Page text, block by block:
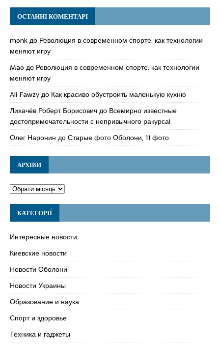
ОСТАННІ КОМЕНТАРІ
monkдо Революция в современном спорте: как технологии
меняют игру
Mao до Революция в современном спорте: как технологии
меняют игру
Ali Fawzyдо Как красиво обустроить маленькую кухню
Лихачёв Роберт Борисовичдо Всемирно известные
достопримечательности с непривычного ракурса!
Олег Наронин доСтарые фото Оболони, 11 фото
АРХІВИ
КАТЕГОРІЇ
Интересные новости
Киевские новости
Новости Оболони
Новости Украины
Образование и наука
Спорт и здоровье
Техника и гаджеты